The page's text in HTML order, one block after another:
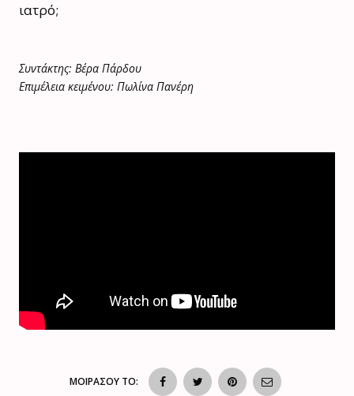
ιατρό;
Συντάκτης: Βέρα Πάρδου
Επιμέλεια κειμένου: Πωλίνα Πανέρη
ΜΟΙΡΑΣΟΥ ΤΟ: